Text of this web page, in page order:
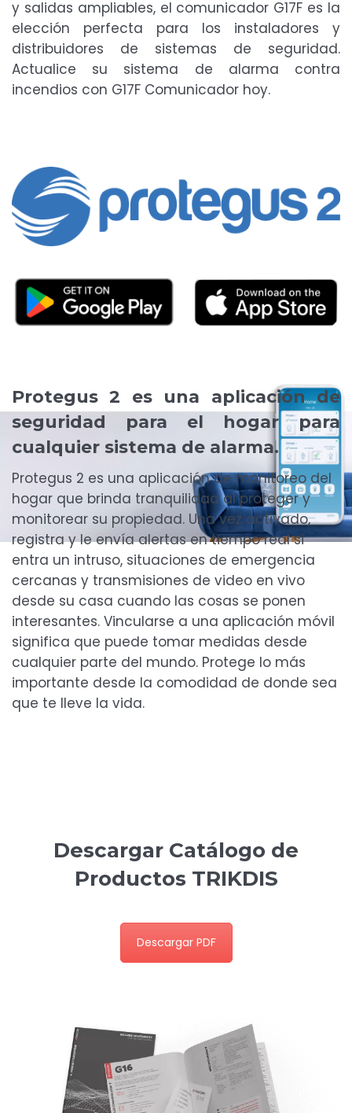
y salidas ampliables, el comunicador G17F es la
elección perfecta para los instaladores y
distribuidores de sistemas de seguridad.
Actualice su sistema de alarma contra
incendios con G17F Comunicador hoy.
Protegus 2 es una aplicación de
seguridad para el hogar para
cualquier sistema de alarma.
Protegus 2 es una aplicación de monitoreo del
hogar que brinda tranquilidad al proteger y
monitorear su propiedad. Una vez activado,
registra y le envía alertas en tiempo real si
entra un intruso, situaciones de emergencia
cercanas y transmisiones de video en vivo
desde su casa cuando las cosas se ponen
interesantes. Vincularse a una aplicación móvil
significa que puede tomar medidas desde
cualquier parte del mundo. Protege lo más
importante desde la comodidad de donde sea
que te lleve la vida.
Descargar Catálogo de
Productos TRIKDIS
Descargar PDF